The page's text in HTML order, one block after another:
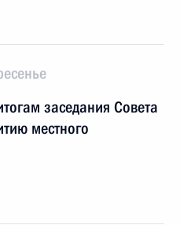
заседания Совета
местного